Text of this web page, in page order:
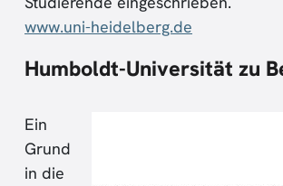
www.uni-heidelberg.de
Humboldt-Universität zu
Ein
Grund
in die